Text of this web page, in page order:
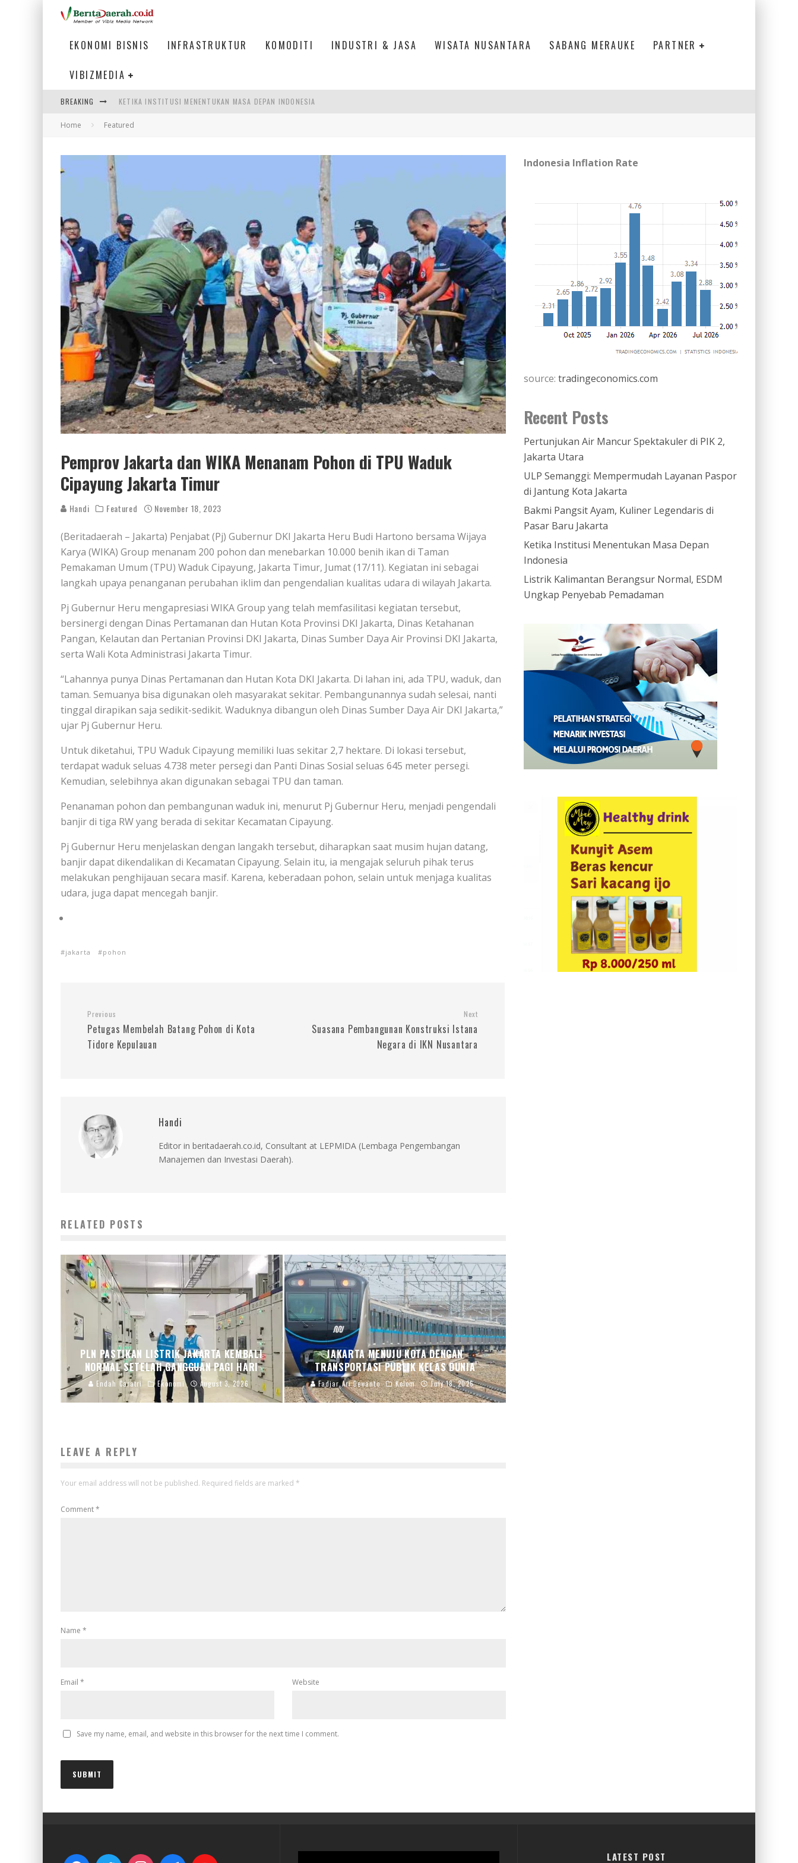
EKONOMI BISNIS INFRASTRUKTUR KOMODITI INDUSTRI & JASA WISATA NUSANTARA SABANG MERAUKE PARTNER
VIBIZMEDIA
BREAKING KETIKA INSTITUSI MENENTUKAN MASA DEPAN INDONESIA
PERTUNJUKAN AIR MANCUR SPEKTAKULER DI PIK 2, JAKARTA UTARA
BAKMI PANGSIT AYAM, KULINER LEGENDARIS DI PASAR BARU JAKARTA
Home Featured
Pemprov Jakarta dan WIKA Menanam Pohon di TPU Waduk
Cipayung Jakarta Timur
Handi Featured November 18, 2023
(Beritadaerah – Jakarta) Penjabat (Pj) Gubernur DKI Jakarta Heru Budi Hartono bersama Wijaya
Karya (WIKA) Group menanam 200 pohon dan menebarkan 10.000 benih ikan di Taman
Pemakaman Umum (TPU) Waduk Cipayung, Jakarta Timur, Jumat (17/11). Kegiatan ini sebagai
langkah upaya penanganan perubahan iklim dan pengendalian kualitas udara di wilayah Jakarta.
Pj Gubernur Heru mengapresiasi WIKA Group yang telah memfasilitasi kegiatan tersebut,
bersinergi dengan Dinas Pertamanan dan Hutan Kota Provinsi DKI Jakarta, Dinas Ketahanan
Pangan, Kelautan dan Pertanian Provinsi DKI Jakarta, Dinas Sumber Daya Air Provinsi DKI Jakarta,
serta Wali Kota Administrasi Jakarta Timur.
“Lahannya punya Dinas Pertamanan dan Hutan Kota DKI Jakarta. Di lahan ini, ada TPU, waduk, dan
taman. Semuanya bisa digunakan oleh masyarakat sekitar. Pembangunannya sudah selesai, nanti
tinggal dirapikan saja sedikit-sedikit. Waduknya dibangun oleh Dinas Sumber Daya Air DKI Jakarta,”
ujar Pj Gubernur Heru.
Untuk diketahui, TPU Waduk Cipayung memiliki luas sekitar 2,7 hektare. Di lokasi tersebut,
terdapat waduk seluas 4.738 meter persegi dan Panti Dinas Sosial seluas 645 meter persegi.
Kemudian, selebihnya akan digunakan sebagai TPU dan taman.
Penanaman pohon dan pembangunan waduk ini, menurut Pj Gubernur Heru, menjadi pengendali
banjir di tiga RW yang berada di sekitar Kecamatan Cipayung.
Pj Gubernur Heru menjelaskan dengan langakh tersebut, diharapkan saat musim hujan datang,
banjir dapat dikendalikan di Kecamatan Cipayung. Selain itu, ia mengajak seluruh pihak terus
melakukan penghijauan secara masif. Karena, keberadaan pohon, selain untuk menjaga kualitas
udara, juga dapat mencegah banjir.
jakarta pohon
Previous
Petugas Membelah Batang Pohon di Kota
Tidore Kepulauan
Next
Suasana Pembangunan Konstruksi Istana
Negara di IKN Nusantara
Handi
Editor in beritadaerah.co.id, Consultant at LEPMIDA (Lembaga Pengembangan
Manajemen dan Investasi Daerah).
RELATED POSTS
PLN PASTIKAN LISTRIK JAKARTA KEMBALI
NORMAL SETELAH GANGGUAN PAGI HARI
Endah Caratri Ekonomi August 3, 2026
JAKARTA MENUJU KOTA DENGAN
TRANSPORTASI PUBLIK KELAS DUNIA
Fadjar Ari Dewanto Kolom July 18, 2026
LEAVE A REPLY
Your email address will not be published. Required fields are marked *
Comment*
Name *
Email * Website
Save my name, email, and website in this browser for the next time I comment.
Indonesia Inflation Rate
source: tradingeconomics.com
Recent Posts
Pertunjukan Air Mancur Spektakuler di PIK 2,
Jakarta Utara
ULP Semanggi: Mempermudah Layanan Paspor
di Jantung Kota Jakarta
Bakmi Pangsit Ayam, Kuliner Legendaris di
Pasar Baru Jakarta
Ketika Institusi Menentukan Masa Depan
Indonesia
Listrik Kalimantan Berangsur Normal, ESDM
Ungkap Penyebab Pemadaman
LATEST POST